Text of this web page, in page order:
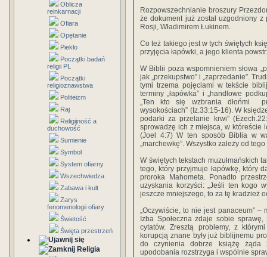
Oblicza
reinkarnacji
Ofiara
Opętanie
Piekło
Początki badań
religii PL
Początki
religioznawstwa
Politeizm
Raj
Religijność a
duchowość
Sumienie
Symbol
System ofiarny
Wszechwiedza
Zabawa i kult
Zarys
fenomenologii ofiary
Świetość
Święta przestrzeń
Religia
Rozpowszechnianie broszury
że dokument już został uzgodniony z
Rosji, Władimirem Łukinem.
Co też takiego jest w tych świętych
przyjęcia łapówki, a jego klienta
W Biblii poza wspomnieniem słowa
jak „przekupstwo” i „zaprzedanie”.
tymi trzema pojęciami w tekście
terminy „łapówka” i „handlowe
„Ten kto się wzbrania dłońmi
wysokościach” (Iz.33:15-16). W
podarki za przelanie krwi”
sprowadzę ich z miejsca, w któreście
(Joel 4:7) W ten sposób Biblia w
„marchewkę”. Wszystko zależy od
W świętych tekstach muzułmańskich
tego, który przyjmuje łapówkę, który
proroka Mahometa. Ponadto
uzyskania korzyści: „Jeśli ten kogo
jeszcze mniejszego, to za tę kradzież
„Oczywiście, to nie jest panaceum”
Izba Społeczna zdaje sobie
cytatów. Zresztą problemy, z
korupcją znane były już biblijnemu
do czynienia dobrze książę żąda
upodobania rozstrzyga i wspólnie